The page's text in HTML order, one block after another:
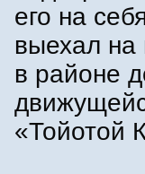
его на
выехал на
в районе
«Тойотой